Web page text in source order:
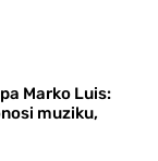
Marko Luis:
muziku,